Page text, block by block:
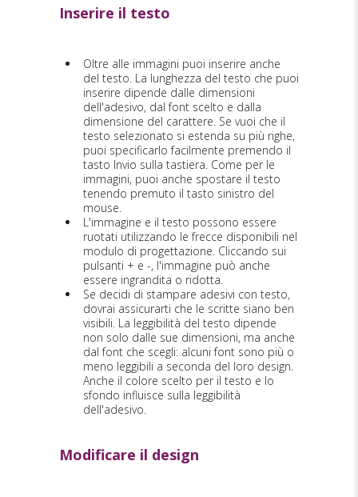
Inserire il testo
Oltre alle immagini puoi inserire anche
del testo. La lunghezza del testo che puoi
inserire dipende dalle dimensioni
dell'adesivo, dal font scelto e dalla
dimensione del carattere. Se vuoi che il
testo selezionato si estenda su più righe,
puoi specificarlo facilmente premendo il
tasto Invio sulla tastiera. Come per le
immagini, puoi anche spostare il testo
tenendo premuto il tasto sinistro del
mouse.
L'immagine e il testo possono essere
ruotati utilizzando le frecce disponibili nel
modulo di progettazione. Cliccando sui
pulsanti + e -, l'immagine può anche
essere ingrandita o ridotta.
Se decidi di stampare adesivi con testo,
dovrai assicurarti che le scritte siano ben
visibili. La leggibilità del testo dipende
non solo dalle sue dimensioni, ma anche
dal font che scegli: alcuni font sono più o
meno leggibili a seconda del loro design.
Anche il colore scelto per il testo e lo
sfondo influisce sulla leggibilità
dell'adesivo.
Modificare il design